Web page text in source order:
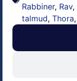
Rabbiner, Rav,
talmud, Thora,